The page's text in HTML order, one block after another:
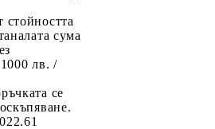
сума
лв. /
се